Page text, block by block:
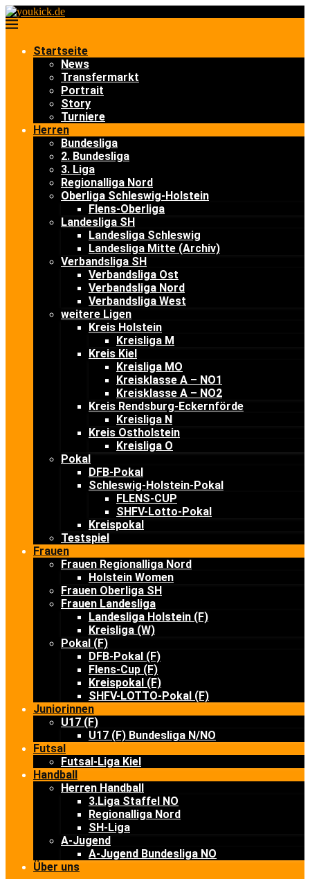
Startseite
News
Transfermarkt
Portrait
Story
Turniere
Herren
Bundesliga
2. Bundesliga
3. Liga
Regionalliga Nord
Oberliga Schleswig-Holstein
Flens-Oberliga
Landesliga SH
Landesliga Schleswig
Landesliga Mitte (Archiv)
Verbandsliga SH
Verbandsliga Ost
Verbandsliga Nord
Verbandsliga West
weitere Ligen
Kreis Holstein
Kreisliga M
Kreis Kiel
Kreisliga MO
Kreisklasse A – NO1
Kreisklasse A – NO2
Kreis Rendsburg-Eckernförde
Kreisliga N
Kreis Ostholstein
Kreisliga O
Pokal
DFB-Pokal
Schleswig-Holstein-Pokal
FLENS-CUP
SHFV-Lotto-Pokal
Kreispokal
Testspiel
Frauen
Frauen Regionalliga Nord
Holstein Women
Frauen Oberliga SH
Frauen Landesliga
Landesliga Holstein (F)
Kreisliga (W)
Pokal (F)
DFB-Pokal (F)
Flens-Cup (F)
Kreispokal (F)
SHFV-LOTTO-Pokal (F)
Juniorinnen
U17 (F)
U17 (F) Bundesliga N/NO
Futsal
Futsal-Liga Kiel
Handball
Herren Handball
3.Liga Staffel NO
Regionalliga Nord
SH-Liga
A-Jugend
A-Jugend Bundesliga NO
Über uns